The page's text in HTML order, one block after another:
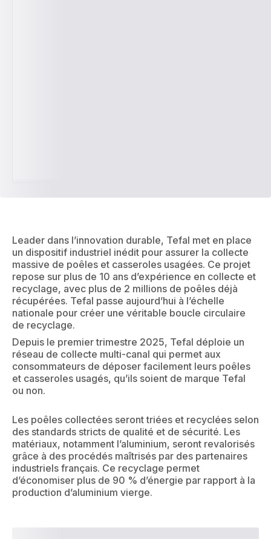
Leader dans l’innovation durable, Tefal met en place
un dispositif industriel inédit pour assurer la collecte
massive de poêles et casseroles usagées. Ce projet
repose sur plus de 10 ans d’expérience en collecte et
recyclage, avec plus de 2 millions de poêles déjà
récupérées. Tefal passe aujourd’hui à l’échelle
nationale pour créer une véritable boucle circulaire
de recyclage.
Depuis le premier trimestre 2025, Tefal déploie un
réseau de collecte multi-canal qui permet aux
consommateurs de déposer facilement leurs poêles
et casseroles usagés, qu’ils soient de marque Tefal
ou non.
Les poêles collectées seront triées et recyclées selon
des standards stricts de qualité et de sécurité. Les
matériaux, notamment l’aluminium, seront revalorisés
grâce à des procédés maîtrisés par des partenaires
industriels français. Ce recyclage permet
d’économiser plus de 90 % d’énergie par rapport à la
production d’aluminium vierge.